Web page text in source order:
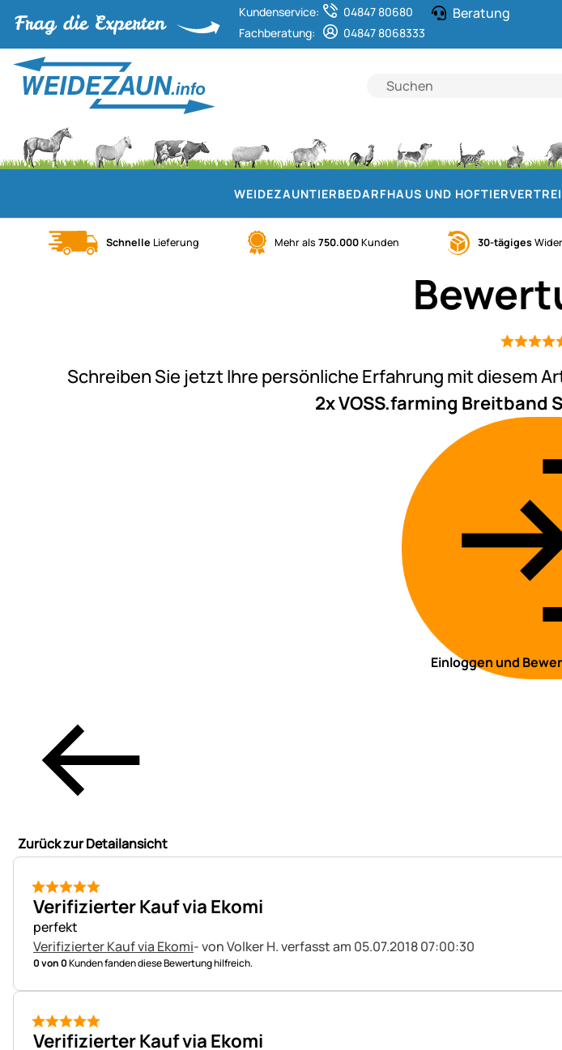
Kundenservice:
04847 80680
Fachberatung:
04847 8068333
Beratung
WEIDEZAUNTIERBEDARFHAUS UND HOF
Schnelle Lieferung Mehr als 750.000Kunden 30-tägiges
8
Schreiben Sie jetzt Ihre persönliche Erfahrung mit diesem
2x VOSS.farming Breitband
Einloggen und
Zurück zur Detailansicht
5 von 5
Verifizierter Kauf via Ekomi
perfekt
Verifizierter Kauf via Ekomi- von Volker H.verfasst am 05.07.2018 07:00:30
0 von 0Kunden fanden diese Bewertung hilfreich.
5 von 5
Verifizierter Kauf via Ekomi